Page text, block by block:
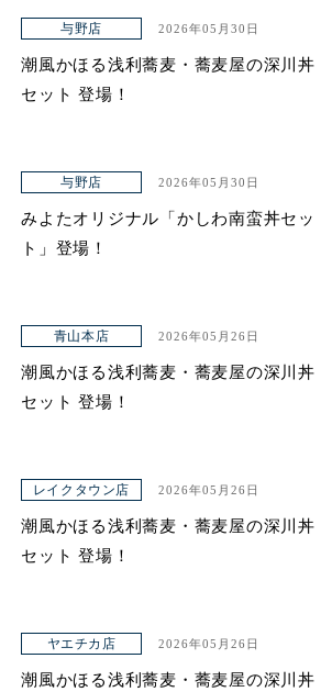
アクセス
与野店 2026年05月30日
潮風かほる浅利蕎麦・蕎麦屋の深川丼
セット 登場！
与野店 2026年05月30日
みよたオリジナル「かしわ南蛮丼セッ
ト」登場！
青山本店 2026年05月26日
潮風かほる浅利蕎麦・蕎麦屋の深川丼
セット 登場！
レイクタウン店 2026年05月26日
潮風かほる浅利蕎麦・蕎麦屋の深川丼
セット 登場！
ヤエチカ店 2026年05月26日
潮風かほる浅利蕎麦・蕎麦屋の深川丼